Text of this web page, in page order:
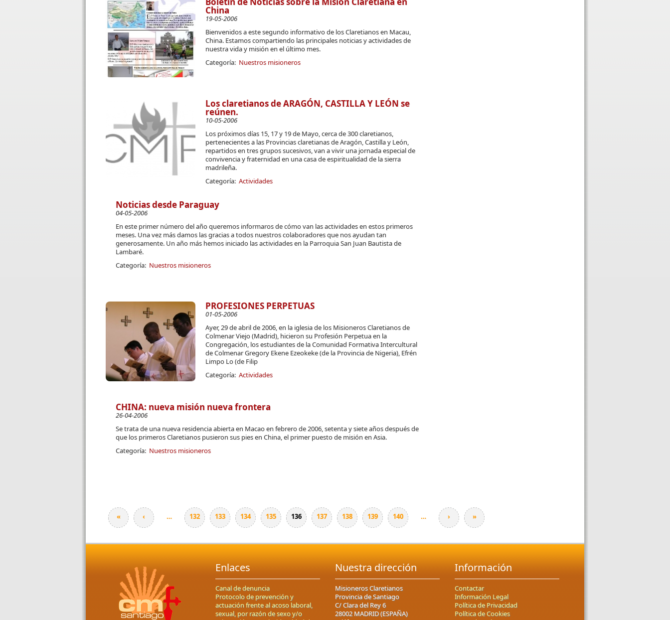
China
19-05-2006
Bienvenidos a este segundo informativo de los Claretianos en Macau,
China. Estamos compartiendo las principales noticias y actividades de
nuestra vida y misión en el último mes.
Categoría: Nuestros misioneros
Los claretianos de ARAGÓN, CASTILLA Y LEÓN se
reúnen.
10-05-2006
Los próximos días 15, 17 y 19 de Mayo, cerca de 300 claretianos,
pertenecientes a las Provincias claretianas de Aragón, Castilla y León,
repartidos en tres grupos sucesivos, van a vivir una jornada especial de
convivencia y fraternidad en una casa de espiritualidad de la sierra
madrileña.
Categoría: Actividades
Noticias desde Paraguay
04-05-2006
En este primer número del año queremos informaros de cómo van las actividades en estos primeros
meses. Una vez más damos las gracias a todos nuestros colaboradores que nos ayudan tan
generosamente. Un año más hemos iniciado las actividades en la Parroquia San Juan Bautista de
Lambaré.
Categoría: Nuestros misioneros
PROFESIONES PERPETUAS
01-05-2006
Ayer, 29 de abril de 2006, en la iglesia de los Misioneros Claretianos de
Col­menar Viejo (Madrid), hicieron su Profesión Perpetua en la
Congregación, los estu­diantes de la Comunidad Formativa Intercultural
de Colmenar Gregory Ekene Ezeokeke (de la Provincia de Nigeria), Efrén
Limpo Lo (de Filip
Categoría: Actividades
CHINA: nueva misión nueva frontera
26-04-2006
Se trata de una nueva residencia abierta en Macao en febrero de 2006, setenta y siete años después de
que los primeros Claretianos pusieron sus pies en China, el primer puesto de misión en Asia.
Categoría: Nuestros misioneros
Páginas
« ‹ … 132 133 134 135 136 137 138 139 140 … › »
Enlaces
Canal de denuncia
Protocolo de prevención y
actuación frente al acoso laboral,
sexual, por razón de sexo y/o
Nuestra dirección
Misioneros Claretianos
Provincia de Santiago
C/ Clara del Rey 6
28002 MADRID (ESPAÑA)
Información
Contactar
Información Legal
Política de Privacidad
Política de Cookies